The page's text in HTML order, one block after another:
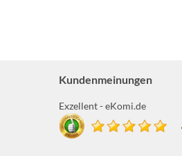
Kundenmeinungen
Exzellent - eKomi.de